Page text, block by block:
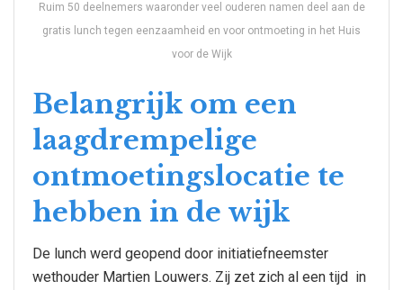
Ruim 50 deelnemers waaronder veel ouderen namen deel aan de
gratis lunch tegen eenzaamheid en voor ontmoeting in het Huis
voor de Wijk
Belangrijk om een
laagdrempelige
ontmoetingslocatie te
hebben in de wijk
De lunch werd geopend door initiatiefneemster
wethouder Martien Louwers. Zij zet zich al een tijd in